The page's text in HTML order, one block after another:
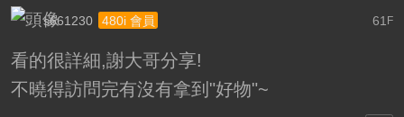
61 F
s661230 480i 會員
看的很詳細,謝大哥分享!
不曉得訪問完有沒有拿到"好物"~